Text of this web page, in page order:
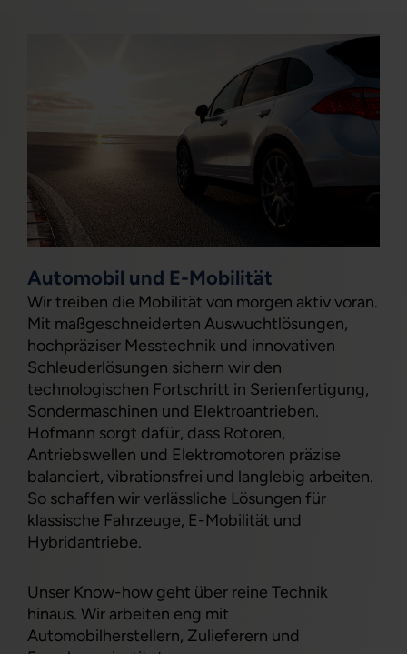
Automobil und E-Mobilität
Wir treiben die Mobilität von morgen aktiv voran.
Mit maßgeschneiderten Auswuchtlösungen,
hochpräziser Messtechnik und innovativen
Schleuderlösungen sichern wir den
technologischen Fortschritt in Serienfertigung,
Sondermaschinen und Elektroantrieben.
Hofmann sorgt dafür, dass Rotoren,
Antriebswellen und Elektromotoren präzise
balanciert, vibrationsfrei und langlebig arbeiten.
So schaffen wir verlässliche Lösungen für
klassische Fahrzeuge, E-Mobilität und
Hybridantriebe.
Unser Know-how geht über reine Technik
hinaus. Wir arbeiten eng mit
Automobilherstellern, Zulieferern und